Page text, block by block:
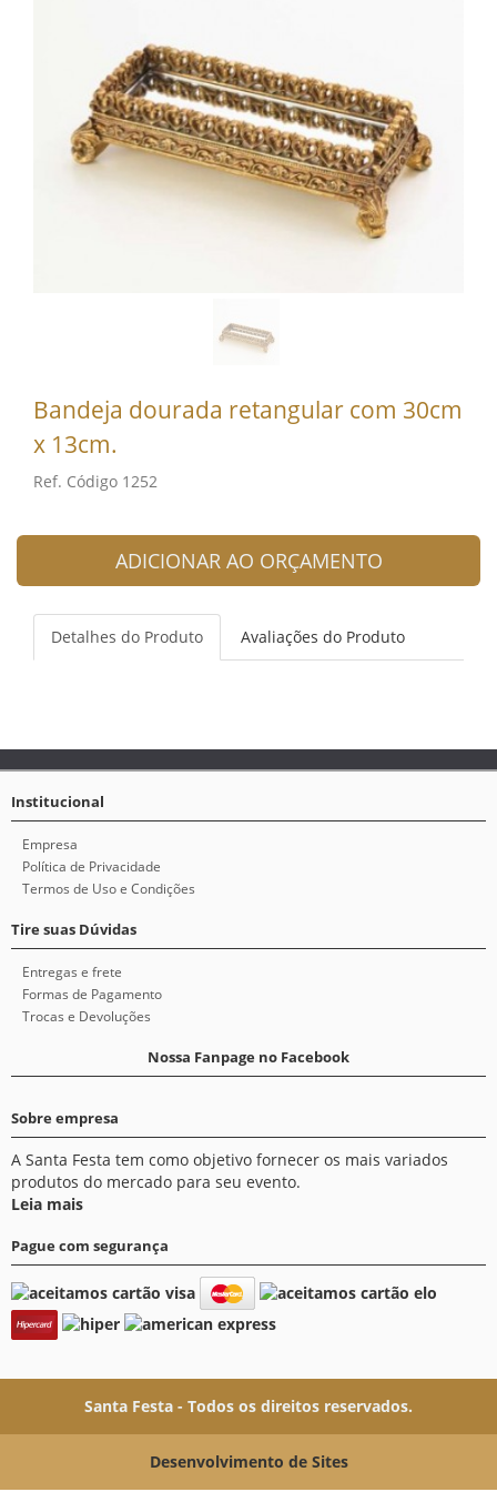
Bandeja dourada retangular com 30cm
x 13cm.
Ref. Código 1252
ADICIONAR AO ORÇAMENTO
Detalhes do Produto Avaliações do Produto
Institucional
Empresa
Política de Privacidade
Termos de Uso e Condições
Tire suas Dúvidas
Entregas e frete
Formas de Pagamento
Trocas e Devoluções
Nossa Fanpage no Facebook
Sobre empresa
A Santa Festa tem como objetivo fornecer os mais variados
produtos do mercado para seu evento.
Leia mais
Pague com segurança
Santa Festa - Todos os direitos reservados.
Desenvolvimento de Sites